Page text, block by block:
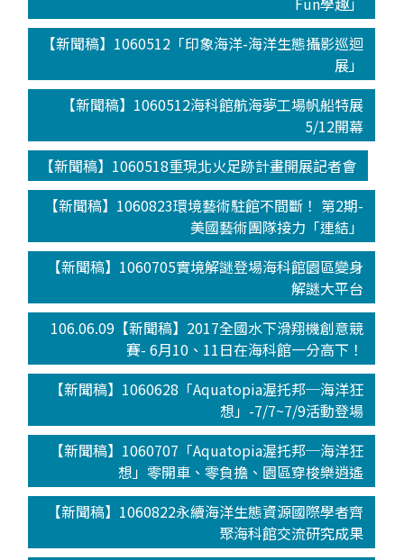
【新聞稿】1060512「印象海洋-海洋生態攝影巡迴
展」
【新聞稿】1060512海科館航海夢工場帆船特展
5/12開幕
【新聞稿】1060518重現北火足跡計畫開展記者會
【新聞稿】1060823環境藝術駐館不間斷！ 第2期-
美國藝術團隊接力「連結」
【新聞稿】1060705實境解謎登場海科館園區變身
解謎大平台
106.06.09【新聞稿】2017全國水下滑翔機創意競
賽- 6月10、11日在海科館一分高下！
【新聞稿】1060628「Aquatopia渥托邦─海洋狂
想」-7/7~7/9活動登場
【新聞稿】1060707「Aquatopia渥托邦─海洋狂
想」零開車、零負擔、園區穿梭樂逍遙
【新聞稿】1060822永續海洋生態資源國際學者齊
聚海科館交流研究成果